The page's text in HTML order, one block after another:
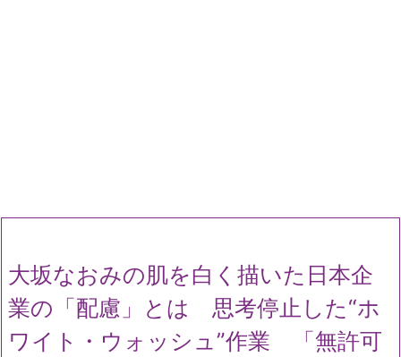
大坂なおみの肌を白く描いた日本企
業の「配慮」とは 思考停止した“ホ
ワイト・ウォッシュ”作業 「無許可